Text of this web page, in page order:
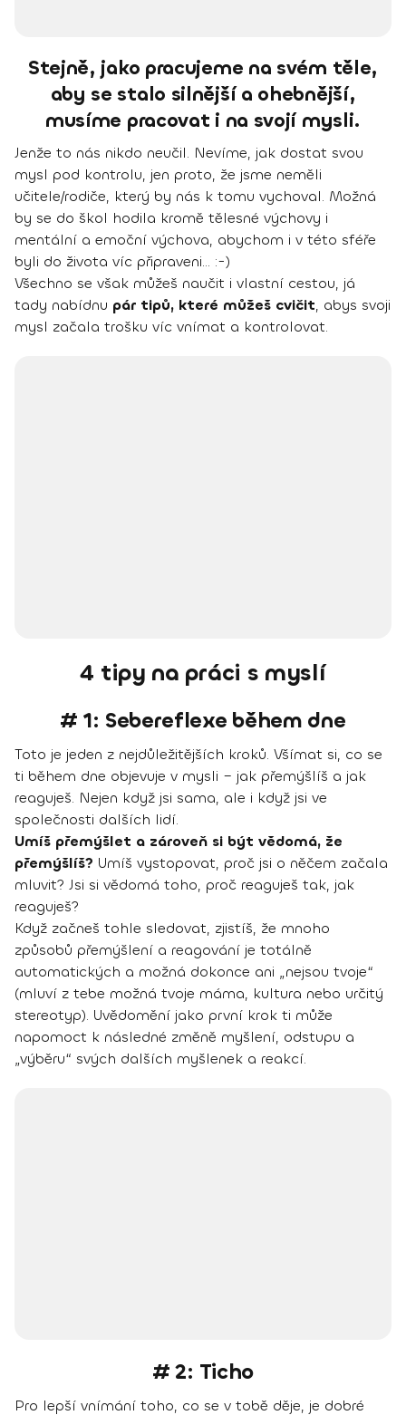
Stejně, jako pracujeme na svém těle,
aby se stalo silnější a ohebnější,
musíme pracovat i na svojí mysli.
Jenže to nás nikdo neučil. Nevíme, jak dostat svou
mysl pod kontrolu, jen proto, že jsme neměli
učitele/rodiče, který by nás k tomu vychoval. Možná
by se do škol hodila kromě tělesné výchovy i
mentální a emoční výchova, abychom i v této sféře
byli do života víc připraveni... :-)
Všechno se však můžeš naučit i vlastní cestou, já
tady nabídnu pár tipů, které můžeš cvičit, abys svoji
mysl začala trošku víc vnímat a kontrolovat.
4 tipy na práci s myslí
# 1: Sebereflexe během dne
Toto je jeden z nejdůležitějších kroků. Všímat si, co se
ti během dne objevuje v mysli – jak přemýšlíš a jak
reaguješ. Nejen když jsi sama, ale i když jsi ve
společnosti dalších lidí.
Umíš přemýšlet a zároveň si být vědomá, že
přemýšlíš? Umíš vystopovat, proč jsi o něčem začala
mluvit? Jsi si vědomá toho, proč reaguješ tak, jak
reaguješ?
Když začneš tohle sledovat, zjistíš, že mnoho
způsobů přemýšlení a reagování je totálně
automatických a možná dokonce ani „nejsou tvoje“
(mluví z tebe možná tvoje máma, kultura nebo určitý
stereotyp). Uvědomění jako první krok ti může
napomoct k následné změně myšlení, odstupu a
„výběru“ svých dalších myšlenek a reakcí.
# 2: Ticho
Pro lepší vnímání toho, co se v tobě děje, je dobré